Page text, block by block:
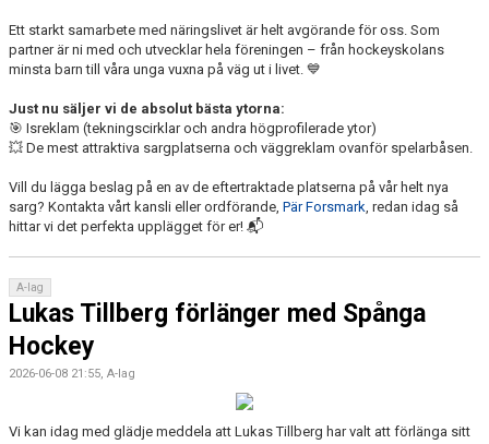
Ett starkt samarbete med näringslivet är helt avgörande för oss. Som
partner är ni med och utvecklar hela föreningen – från hockeyskolans
minsta barn till våra unga vuxna på väg ut i livet. 💙
Just nu säljer vi de absolut bästa ytorna:
🎯 Isreklam (tekningscirklar och andra högprofilerade ytor)
💥 De mest attraktiva sargplatserna och väggreklam ovanför spelarbåsen.
Vill du lägga beslag på en av de eftertraktade platserna på vår helt nya
sarg? Kontakta vårt kansli eller ordförande, Pär Forsmark, redan idag så
hittar vi det perfekta upplägget för er! 📬
A-lag
Lukas Tillberg förlänger med Spånga
Hockey
2026-06-08 21:55, A-lag
Vi kan idag med glädje meddela att Lukas Tillberg har valt att förlänga sitt